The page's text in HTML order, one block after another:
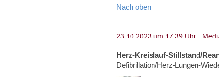
Nach oben
Herz-Kreislauf-Stillstand/
Defibrillation/Herz-Lungen-